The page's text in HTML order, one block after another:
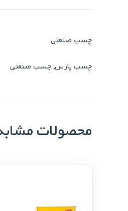
چسب صنعتی
چسب پارس, چسب صنعتی
محصولات